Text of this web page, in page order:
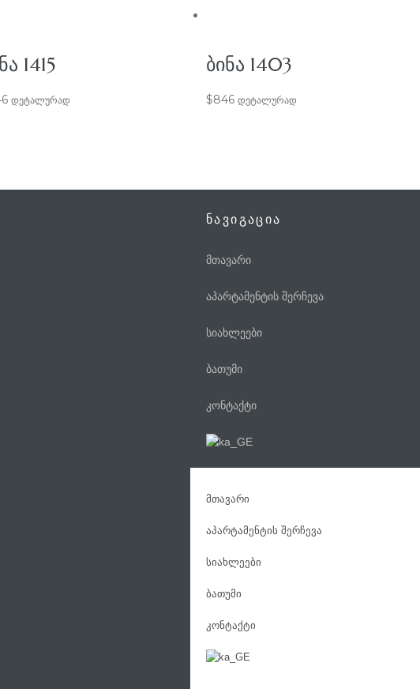
1415
დეტალურად
ᲑᲘᲜᲐ 1403
$846 დეტალურად
ნავიგაცია
მთავარი
აპარტამენტის შერჩევა
სიახლეები
ბათუმი
კონტაქტი
მთავარი
აპარტამენტის შერჩევა
სიახლეები
ბათუმი
კონტაქტი